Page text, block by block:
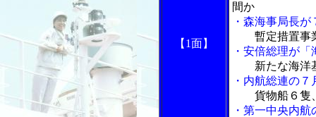
【1面】
間か
・森海事局長
暫定措置事
・安倍総理が
新たな海洋
・内航総連の
貨物船６隻
・第一中央内